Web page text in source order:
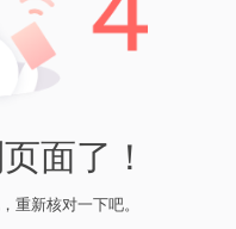
面了！
重新核对一下吧。